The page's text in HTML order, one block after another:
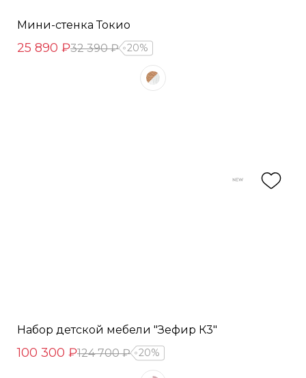
Мини-стенка Токио
25 890 ₽32 390 ₽ 20%
Набор детской мебели "Зефир К3"
100 300 ₽124 700 ₽ 20%